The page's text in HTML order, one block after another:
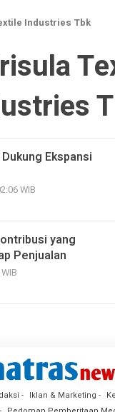
Industries Tbk
Ekspansi
WIB
yang
Penjualan
Iklan & Marketing